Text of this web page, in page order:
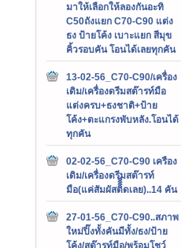
มาให้เลือกให้ลองกันอะทิ
C50ถังแยก C70-C90 แต่ง
ธง ป้ายโค้ง เบาะแยก สีมุข
คิ้วรอบคัน โอนได้เลยทุกคัน
13-02-56_C70-C90/เครื่อง
เดิม/เครื่องดรีมสต๊ารท์มือ
แต่งครบ+ธงชาติ+ป้าย
โค้ง+ตะแกรงพับหลัง.โอนได้
ทุกคัน
02-02-56_C70-C90 เครือง
เดิม/เครื่องดรีมสต๊ารท์
มือ(แค่สัมผัสติิิิดเลย)..14 คัน
27-01-56_C70-C90..สภาพ
ใหม่ปิ๊งทั้งคันมีทั้ง/ธง/ป้าย
โค้ง/สต๊ารท์มือ/พร้อมโชว์